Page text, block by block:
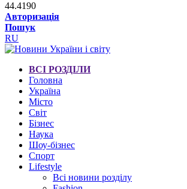
44.4190
Авторизація
Пошук
RU
ВСІ РОЗДІЛИ
Головна
Україна
Місто
Світ
Бізнес
Наука
Шоу-бізнес
Спорт
Lifestyle
Всі новини розділу